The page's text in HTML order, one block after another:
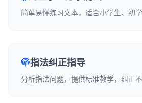
简单易懂练习文本，适合小学生、初学
指法纠正指导
分析指法问题，提供标准教学，纠正不